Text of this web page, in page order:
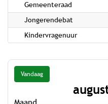
Gemeenteraad
Jongerendebat
Kindervragenuur
Vandaag